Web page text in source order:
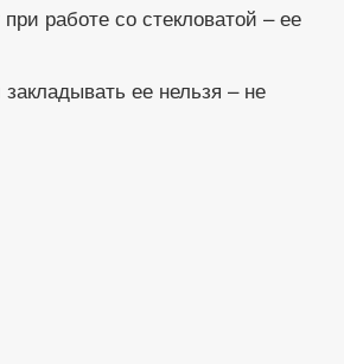
работе со стекловатой – ее
ее нельзя – не